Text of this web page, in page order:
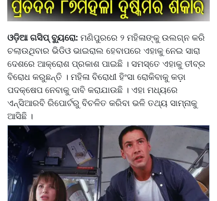
ଓଡ଼ିଆ ଗସିପ୍ ବ୍ୟୁରୋ: ମଣିପୁରରେ ୨ ମହିଳାଙ୍କୁ ଉଲଗ୍ନ କରି
ଚଲାଉଥିବାର ଭିଡିଓ ଭାଇରାଲ ହେବାପରେ ଏହାକୁ ନେଇ ସାରା
ଦେଶରେ ଆକ୍ରୋଶ ପ୍ରକାଶ ପାଇଛି । ସମସ୍ତେ ଏହାକୁ ତୀବ୍ର
ବିରୋଧ କରୁଛନ୍ତି । ମହିଳା ବିରୋଧୀ ହିଂସା ରୋକିବାକୁ କଡ଼ା
ପଦକ୍ଷେପ ନେବାକୁ ଦାବି କରାଯାଉଛି । ଏହା ମଧ୍ୟରେ
ଏନ୍‌ସିଆରବି ରିପୋର୍ଟରୁ ବିଚଳିତ କରିବା ଭଳି ତଥ୍ୟ ସାମ୍ନାକୁ
ଆସିଛି ।